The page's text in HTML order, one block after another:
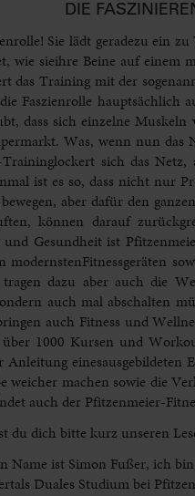
DIE
Sie lädt geradezu ein
wie sieihre Beine auf
das Training mit der
Faszienrolle hauptsächlich
dass sich einzelne
Was, wenn nun
Traininglockert sich das
ist es so, dass nicht nur
aber dafür den
können darauf
und Gesundheit ist
modernstenFitnessgeräten
dazu aber auch die
auch mal abschalten
auch Fitness und
1000 Kursen und
einesausgebildeten
weicher machen sowie die
auch der Pfitzenmeier-
du dich bitte kurz unseren
Name ist Simon Fußer, ich
Duales Studium bei